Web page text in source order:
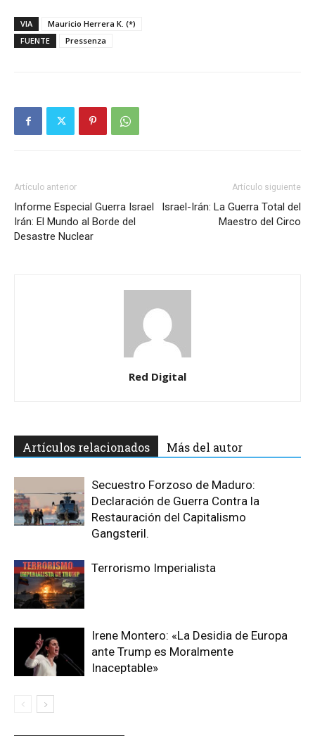
VIA
Mauricio Herrera K. (*)
FUENTE
Pressenza
Artículo anterior
Informe Especial Guerra Israel
Irán: El Mundo al Borde del
Desastre Nuclear
Artículo siguiente
Israel-Irán: La Guerra Total del
Maestro del Circo
Red Digital
Artículos relacionados Más del autor
Secuestro Forzoso de Maduro:
Declaración de Guerra Contra la
Restauración del Capitalismo
Gangsteril.
Terrorismo Imperialista
Irene Montero: «La Desidia de Europa
ante Trump es Moralmente
Inaceptable»